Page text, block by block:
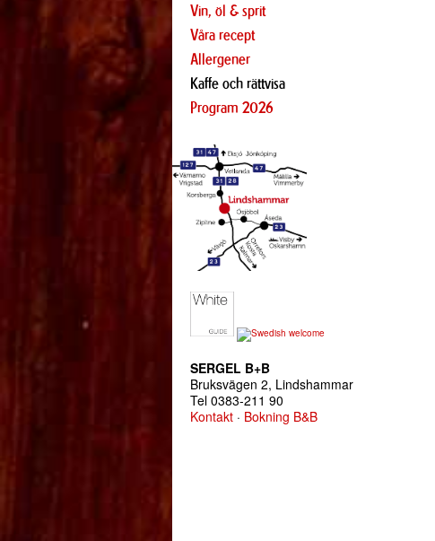
Vin, öl & sprit
Våra recept
Allergener
Kaffe och rättvisa
Program 2026
SERGEL B+B
Bruksvägen 2, Lindshammar
Tel 0383-211 90
Kontakt · Bokning B&B